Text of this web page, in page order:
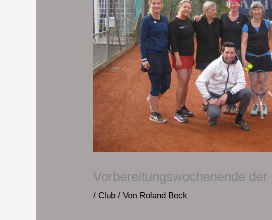
Vorbereitungswochenende der
/ Club / Von Roland Beck